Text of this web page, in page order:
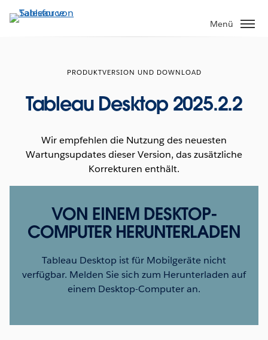
Direkt
zum
Menü
PRODUKTVERSION UND DOWNLOAD
Tableau Desktop 2025.2.2
Wir empfehlen die Nutzung des neuesten
Wartungsupdates dieser Version, das zusätzliche
Korrekturen enthält.
VON EINEM DESKTOP-
COMPUTER HERUNTERLADEN
Tableau Desktop ist für Mobilgeräte nicht
verfügbar. Melden Sie sich zum Herunterladen auf
einem Desktop-Computer an.